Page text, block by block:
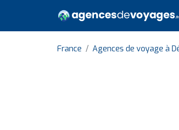
France Agences de voyage à